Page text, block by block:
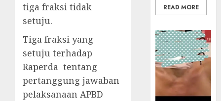
tiga fraksi tidak
setuju.
Tiga fraksi yang
setuju terhadap
Raperda tentang
pertanggung jawaban
pelaksanaan APBD
READ MORE